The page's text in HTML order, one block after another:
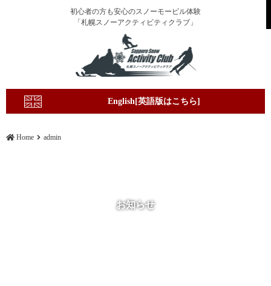
初心者の方も安心のスノーモービル体験
「札幌スノーアクティビティクラブ」
English[英語版はこちら]
Home admin
お知らせ